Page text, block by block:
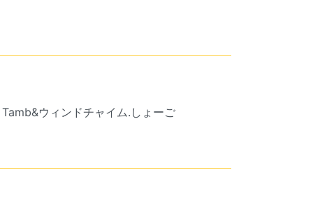
Tamb&ウィンドチャイム.しょーご